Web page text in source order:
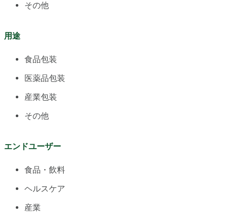
その他
用途
食品包装
医薬品包装
産業包装
その他
エンドユーザー
食品・飲料
ヘルスケア
産業